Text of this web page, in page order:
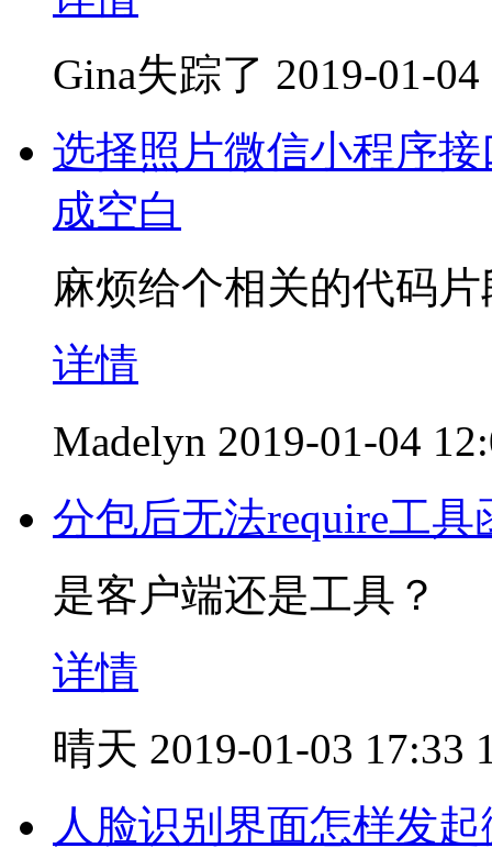
Gina失踪了 2019-01-04
选择照片微信小程序
成空白
麻烦给个相关的代码
详情
Madelyn 2019-01-04
分包后无法require工
是客户端还是工具？
详情
晴天 2019-01-03 17:33
人脸识别界面怎样发